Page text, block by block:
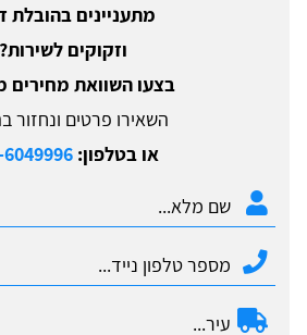
מתעניינים בהובלת
וזקוקים לשירות?
בצעו השוואת מחירים
השאירו פרטים ונחזור
או בטלפון: